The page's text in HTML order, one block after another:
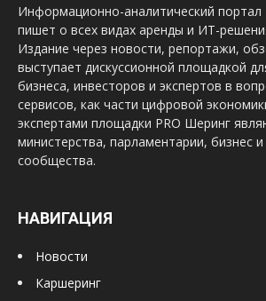
Информационно-аналитический портал
пишет о всех видах аренды и ИТ-
Издание через новости, репортажи,
выступает дискуссионной площадкой
бизнеса, инвесторов и экспертов в
сервисов, как части цифровой
экспертами площадки PRO Шеринг
министерства, парламентарии, бизнес
сообщества.
НАВИГАЦИЯ
Новости
Каршеринг